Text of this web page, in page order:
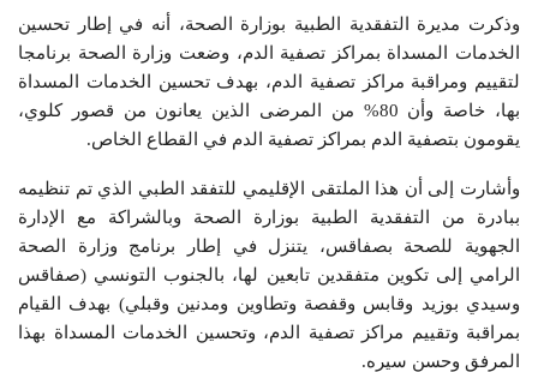
وذكرت مديرة التفقدية الطبية بوزارة الصحة، أنه في إطار تحسين
الخدمات المسداة بمراكز تصفية الدم، وضعت وزارة الصحة برنامجا
لتقييم ومراقبة مراكز تصفية الدم، بهدف تحسين الخدمات المسداة
بها، خاصة وأن 80% من المرضى الذين يعانون من قصور كلوي،
يقومون بتصفية الدم بمراكز تصفية الدم في القطاع الخاص.
وأشارت إلى أن هذا الملتقى الإقليمي للتفقد الطبي الذي تم تنظيمه
ببادرة من التفقدية الطبية بوزارة الصحة وبالشراكة مع الإدارة
الجهوية للصحة بصفاقس، يتنزل في إطار برنامج وزارة الصحة
الرامي إلى تكوين متفقدين تابعين لها، بالجنوب التونسي (صفاقس
وسيدي بوزيد وقابس وقفصة وتطاوين ومدنين وقبلي) بهدف القيام
بمراقبة وتقييم مراكز تصفية الدم، وتحسين الخدمات المسداة بهذا
المرفق وحسن سيره.